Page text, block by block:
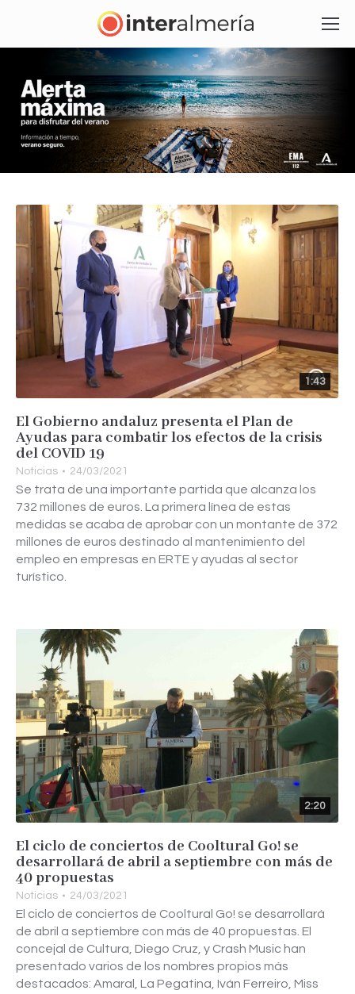
1:43
El Gobierno andaluz presenta el Plan de
Ayudas para combatir los efectos de la crisis
del COVID 19
Noticias 24/03/2021
Se trata de una importante partida que alcanza los
732 millones de euros. La primera línea de estas
medidas se acaba de aprobar con un montante de 372
millones de euros destinado al mantenimiento del
empleo en empresas en ERTE y ayudas al sector
turístico.
2:20
El ciclo de conciertos de Cooltural Go! se
desarrollará de abril a septiembre con más de
40 propuestas
Noticias 24/03/2021
El ciclo de conciertos de Cooltural Go! se desarrollará
de abril a septiembre con más de 40 propuestas. El
concejal de Cultura, Diego Cruz, y Crash Music han
presentado varios de los nombres propios más
destacados: Amaral, La Pegatina, Iván Ferreiro, Miss